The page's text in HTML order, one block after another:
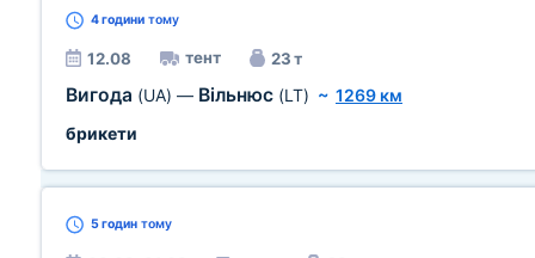
4 години тому
12.08 тент 23 т
Вигода (UA) — Вільнюс (LT) ~ 1269 км
брикети
5 годин тому